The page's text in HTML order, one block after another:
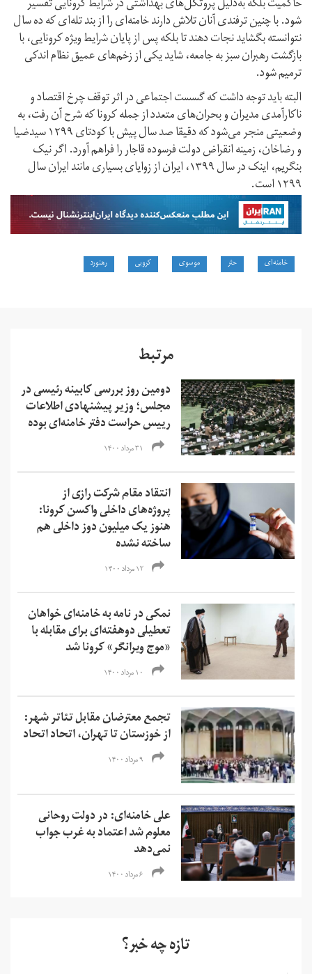
شود. با چنین ترفندی آنان تلاش دارند خامنه‌ای را از بند تله‌ای که ده سال
نتوانسته بگشاید نجات دهند تا بلکه پس از پایان شرایط ویژه کرونایی، با
بازگشت رهبران سبز به جامعه، شاید یکی از زخم‌های عمیق نظام اندکی
ترمیم شود.
البته باید توجه داشت که گسست اجتماعی در اثر توقف چرخ اقتصاد و
ناکارآمدی مدیران و بحران‌های متعدد از جمله کرونا که شرح آن رفت، به
وضعیتی منجر می‌شود که دقیقا صد سال پیش با کودتای ۱۲۹۹ سید‌ضیا
و رضا‌خان، زمینه انقراض دولت فرسوده قاجار را فراهم آورد. اگر نیک
بنگریم، اینک در سال ۱۳۹۹، ایران از زوایای بسیاری مانند ایران سال
۱۲۹۹ است.
خامنه‌ای حثر موسوی کروبی رهنورد
مرتبط
دومین روز بررسی کابینه رئیسی در
مجلس؛ وزیر پیشنهادی اطلاعات
رییس حراست دفتر خامنه‌ای بوده
۳۱ مرداد ۱۴۰۰
انتقاد مقام شرکت رازی از
پروژه‌های داخلی واکسن کرونا:
هنوز یک میلیون دوز داخلی هم
ساخته نشده
۱۲ مرداد ۱۴۰۰
نمکی در نامه به خامنه‌ای خواهان
تعطیلی دو‌هفته‌ای برای مقابله با
«‌موج ویرانگر» کرونا شد
۱۰ مرداد ۱۴۰۰
تجمع معترضان مقابل تئاتر شهر:
از خوزستان تا تهران، اتحاد اتحاد
۹ مرداد ۱۴۰۰
علی خامنه‌ای: در دولت روحانی
معلوم شد اعتماد به غرب جواب
نمی‌دهد
۶ مرداد ۱۴۰۰
تازه چه خبر؟